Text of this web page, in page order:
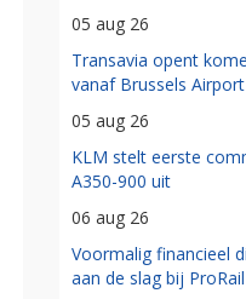
05 aug 26
Transavia opent
vanaf Brussels Airport
05 aug 26
KLM stelt eerste
A350-900 uit
06 aug 26
Voormalig financieel
aan de slag bij ProRail